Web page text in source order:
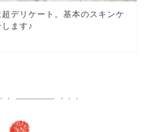
デリケート。基本のスキンケ
ます♪